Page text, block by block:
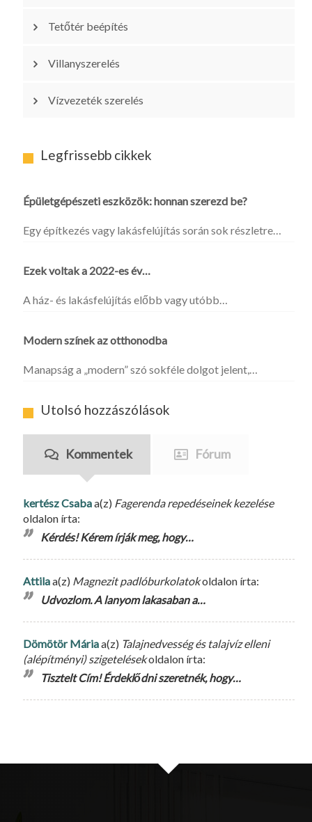
Tetőtér beépítés
Villanyszerelés
Vízvezeték szerelés
Legfrissebb cikkek
Épületgépészeti eszközök: honnan szerezd be?
Egy építkezés vagy lakásfelújítás során sok részletre…
Ezek voltak a 2022-es év…
A ház- és lakásfelújítás előbb vagy utóbb…
Modern színek az otthonodba
Manapság a „modern” szó sokféle dolgot jelent,…
Utolsó hozzászólások
Kommentek Fórum
kertész Csabaa(z) Fagerenda repedéseinek kezelése
oldalon írta:
Kérdés! Kérem írják meg, hogy…
Attilaa(z) Magnezit padlóburkolatokoldalon írta:
Udvozlom. A lanyom lakasaban a…
Dömötör Máriaa(z) Talajnedvesség és talajvíz elleni
(alépítményi) szigetelésekoldalon írta:
Tisztelt Cím! Érdeklődni szeretnék, hogy…